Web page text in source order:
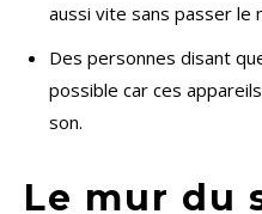
aussi vite sans passer le
Des personnes disant
possible car ces
son.
Le mur du